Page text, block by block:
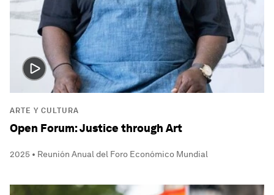
ARTE Y CULTURA
Open Forum: Justice through Art
2025 • Reunión Anual del Foro Económico Mundial